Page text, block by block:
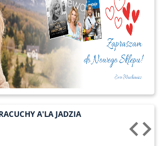
A'LA JADZIA